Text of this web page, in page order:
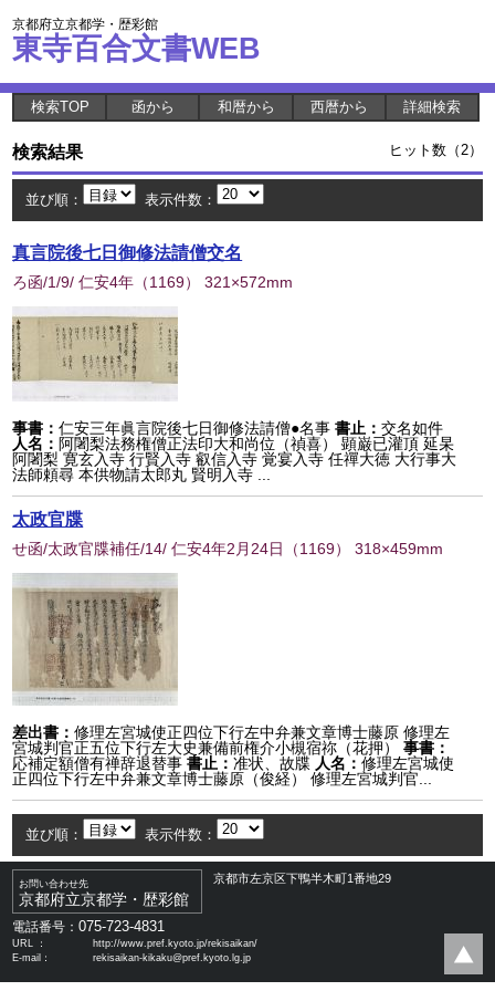
京都府立京都学・歴彩館
東寺百合文書WEB
検索TOP 函から 和暦から 西暦から 詳細検索
検索結果 ヒット数（2）
並び順： 表示件数：
真言院後七日御修法請僧交名
ろ函/1/9/ 仁安4年 （1169） 321×572mm
事書：仁安三年眞言院後七日御修法請僧●名事 書止：交名如件
人名： 阿闍梨法務権僧正法印大和尚位（禎喜） 顕巌已灌頂 延杲
阿闍梨 寛玄入寺 行賢入寺 叡信入寺 覚宴入寺 任禪大徳 大行事大
法師頼尋 本供物請太郎丸 賢明入寺 ...
太政官牒
せ函/太政官牒補任/14/ 仁安4年2月24日 （1169） 318×459mm
差出書：修理左宮城使正四位下行左中弁兼文章博士藤原 修理左
宮城判官正五位下行左大史兼備前権介小槻宿祢（花押）
事書：
応補定額僧有禅辞退替事書止：准状、故牒 人名：修理左宮城使
正四位下行左中弁兼文章博士藤原（俊経） 修理左宮城判官...
並び順： 表示件数：
お問い合わせ先
京都府立京都学・歴彩館
京都市左京区下鴨半木町1番地29
電話番号：075-723-4831
URL ：
http://www.pref.kyoto.jp/rekisaikan/
E-mail：
rekisaikan-kikaku@pref.kyoto.lg.jp